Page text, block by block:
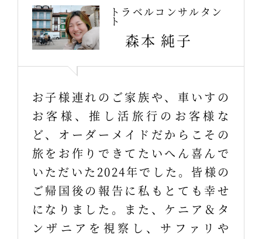
トラベルコンサルタン
ト
森本 純子
お子様連れのご家族や、車いすの
お客様、推し活旅行のお客様な
ど、オーダーメイドだからこその
旅をお作りできてたいへん喜んで
いただいた2024年でした。皆様の
ご帰国後の報告に私もとても幸せ
になりました。また、ケニア＆タ
ンザニアを視察し、サファリや